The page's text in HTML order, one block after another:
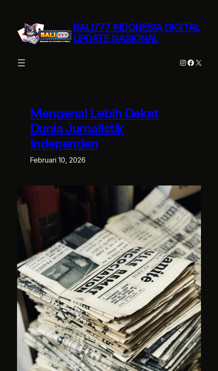
konten
BALI777 INDONESIA DIGITAL
UPDATE NASIONAL
Instagram
X
Mengenal Lebih Dekat
Dunia Jurnalistik
Independen
Februari 10, 2026